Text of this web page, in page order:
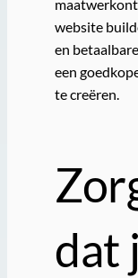
website
en
een
te creëren.
dat